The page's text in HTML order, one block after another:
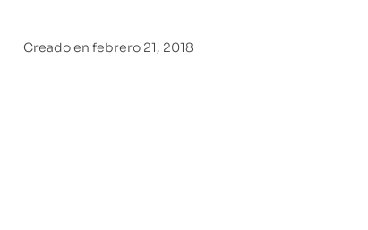
Creado en febrero 21, 2018